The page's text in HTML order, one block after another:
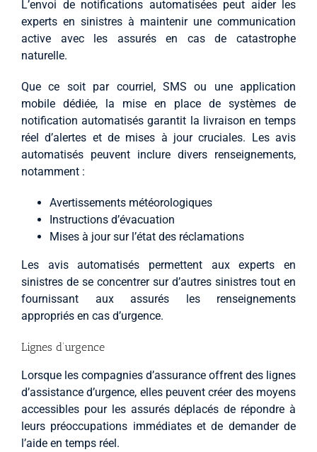
L’envoi de notifications automatisées peut aider les
experts en sinistres à maintenir une communication
active avec les assurés en cas de catastrophe
naturelle.
Que ce soit par courriel, SMS ou une application
mobile dédiée, la mise en place de systèmes de
notification automatisés garantit la livraison en temps
réel d’alertes et de mises à jour cruciales. Les avis
automatisés peuvent inclure divers renseignements,
notamment :
Avertissements météorologiques
Instructions d’évacuation
Mises à jour sur l’état des réclamations
Les avis automatisés permettent aux experts en
sinistres de se concentrer sur d’autres sinistres tout en
fournissant aux assurés les renseignements
appropriés en cas d’urgence.
Lignes d’urgence
Lorsque les compagnies d’assurance offrent des lignes
d’assistance d’urgence, elles peuvent créer des moyens
accessibles pour les assurés déplacés de répondre à
leurs préoccupations immédiates et de demander de
l’aide en temps réel.